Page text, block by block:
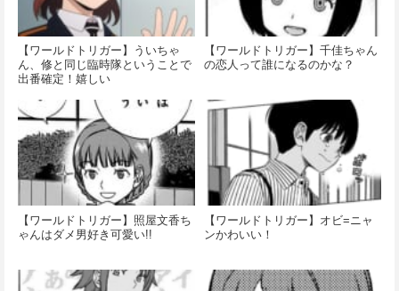
【ワールドトリガー】ういちゃ
ん、修と同じ臨時隊ということで
出番確定！嬉しい
【ワールドトリガー】千佳ちゃん
の恋人って誰になるのかな？
【ワールドトリガー】照屋文香ち
ゃんはダメ男好き可愛い!!
【ワールドトリガー】オビ=ニャ
ンかわいい！